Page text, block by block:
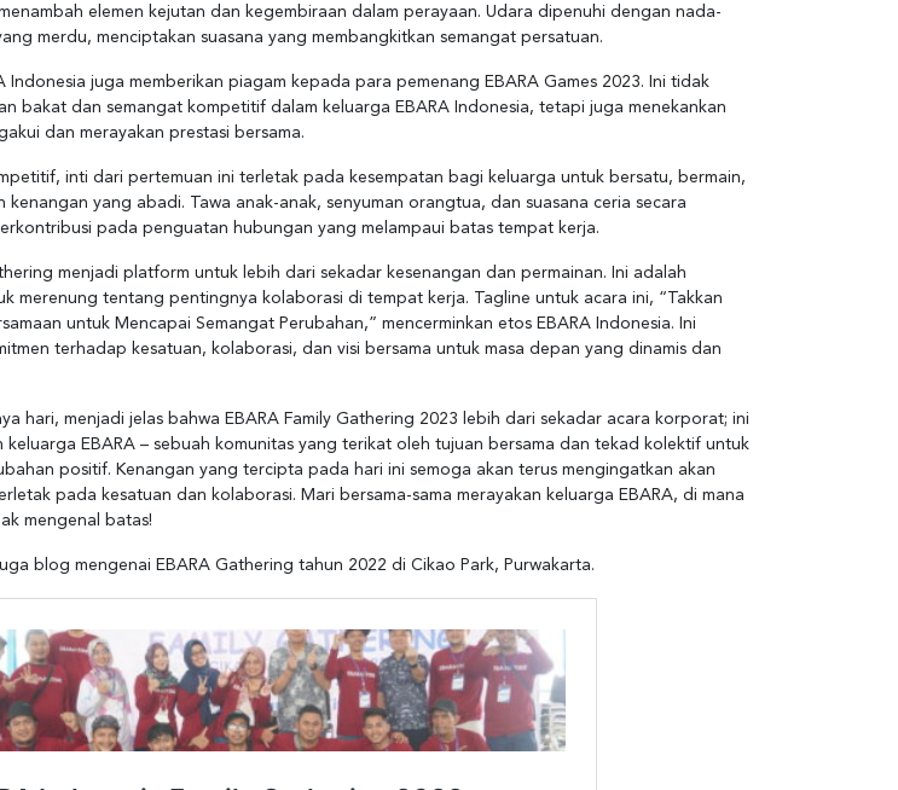
elemen kejutan dan kegembiraan dalam perayaan. Udara dipenuhi dengan nada-
merdu, menciptakan suasana yang membangkitkan semangat persatuan.
Indonesia juga memberikan piagam kepada para pemenang EBARA Games 2023. Ini tidak
bakat dan semangat kompetitif dalam keluarga EBARA Indonesia, tetapi juga menekankan
dan merayakan prestasi bersama.
inti dari pertemuan ini terletak pada kesempatan bagi keluarga untuk bersatu, bermain,
kenangan yang abadi. Tawa anak-anak, senyuman orangtua, dan suasana ceria secara
pada penguatan hubungan yang melampaui batas tempat kerja.
menjadi platform untuk lebih dari sekadar kesenangan dan permainan. Ini adalah
merenung tentang pentingnya kolaborasi di tempat kerja. Tagline untuk acara ini, “Takkan
untuk Mencapai Semangat Perubahan,” mencerminkan etos EBARA Indonesia. Ini
terhadap kesatuan, kolaborasi, dan visi bersama untuk masa depan yang dinamis dan
hari, menjadi jelas bahwa EBARA Family Gathering 2023 lebih dari sekadar acara korporat; ini
keluarga EBARA – sebuah komunitas yang terikat oleh tujuan bersama dan tekad kolektif untuk
positif. Kenangan yang tercipta pada hari ini semoga akan terus mengingatkan akan
pada kesatuan dan kolaborasi. Mari bersama-sama merayakan keluarga EBARA, di mana
mengenal batas!
blog mengenai EBARA Gathering tahun 2022 di Cikao Park, Purwakarta.